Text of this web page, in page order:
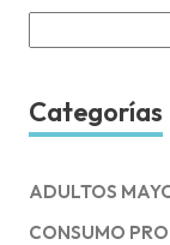
for:
Categorías
ADULTOS
CONSUMO